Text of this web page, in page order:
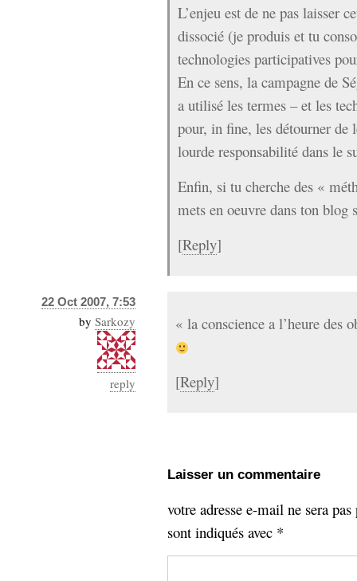
L’enjeu est de ne pas laisser
dissocié (je produis et tu
technologies participatives
En ce sens, la campagne de
a utilisé les termes – et les
pour, in fine, les détourner de
lourde responsabilité dans le
Enfin, si tu cherche des «
mets en oeuvre dans ton blog
[Reply]
22 Oct 2007, 7:53
by Sarkozy
reply
« la conscience a l’heure des
[Reply]
Laisser un commentaire
votre adresse e-mail ne sera
sont indiqués avec *